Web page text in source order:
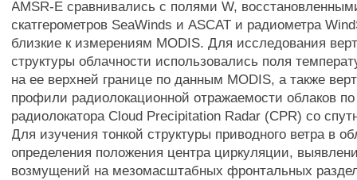
AMSR-E сравнивались с полями W,
скатгерометров SeaWinds и ASCAT и радиометра
близкие к измерениям MODIS. Для исследования
структуры облачности использовались поля
на ее верхней границе по данным MODIS, а также
профили радиолокационной отражаемости облаков
радиолокатора Cloud Precipitation Radar (CPR) со
Для изучения тонкой структуры приводного ветра в
определения положения центра циркуляции,
возмущений на мезомасштабных фронтальных